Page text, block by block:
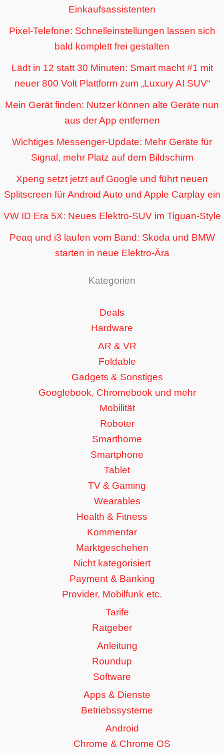
Einkaufsassistenten
Pixel-Telefone: Schnelleinstellungen lassen sich
bald komplett frei gestalten
Lädt in 12 statt 30 Minuten: Smart macht #1 mit
neuer 800 Volt Plattform zum „Luxury AI SUV“
Mein Gerät finden: Nutzer können alte Geräte nun
aus der App entfernen
Wichtiges Messenger-Update: Mehr Geräte für
Signal, mehr Platz auf dem Bildschirm
Xpeng setzt jetzt auf Google und führt neuen
Splitscreen für Android Auto und Apple Carplay ein
VW ID Era 5X: Neues Elektro-SUV im Tiguan-Style
Peaq und i3 laufen vom Band: Skoda und BMW
starten in neue Elektro-Ära
Kategorien
Deals
Hardware
AR & VR
Foldable
Gadgets & Sonstiges
Googlebook, Chromebook und mehr
Mobilität
Roboter
Smarthome
Smartphone
Tablet
TV & Gaming
Wearables
Health & Fitness
Kommentar
Marktgeschehen
Nicht kategorisiert
Payment & Banking
Provider, Mobilfunk etc.
Tarife
Ratgeber
Anleitung
Roundup
Software
Apps & Dienste
Betriebssysteme
Android
Chrome & Chrome OS